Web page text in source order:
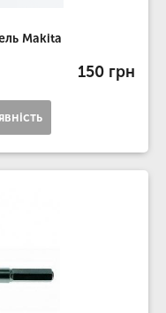
Makita
150 грн